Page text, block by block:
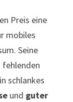
Preis eine
mobiles
Seine
fehlenden
schlankes
und guter